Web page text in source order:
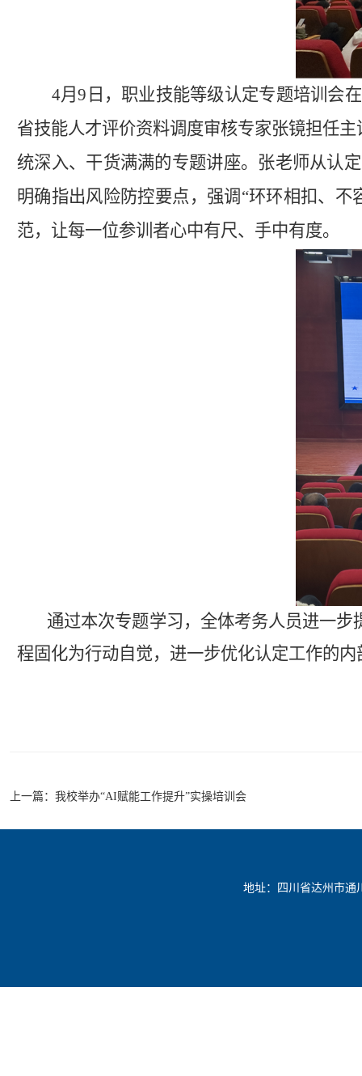
4月9日，职业技能等级认定专题培训会
省技能人才评价资料调度审核专家张镜担任
统深入、干货满满的专题讲座。张老师从认
明确指出风险防控要点，强调“环环相扣、
范，让每一位参训者心中有尺、手中有度。
通过本次专题学习，全体考务人员进一
程固化为行动自觉，进一步优化认定工作的
上一篇： 我校举办“AI赋能工作提升”实操培训会
地址：四川省达州市通